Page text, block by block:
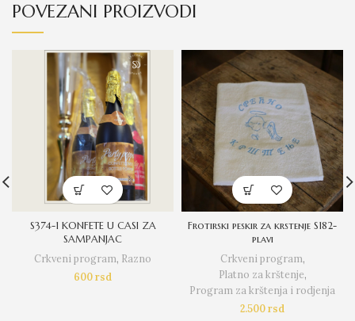
POVEZANI PROIZVODI
S374-1 KONFETE U CASI ZA
SAMPANJAC
Crkveni program, Razno
600rsd
Frotirski peskir za krstenje S182-
plavi
Crkveni program,
Platno za krštenje,
Program za krštenja i rodjenja
2.500rsd